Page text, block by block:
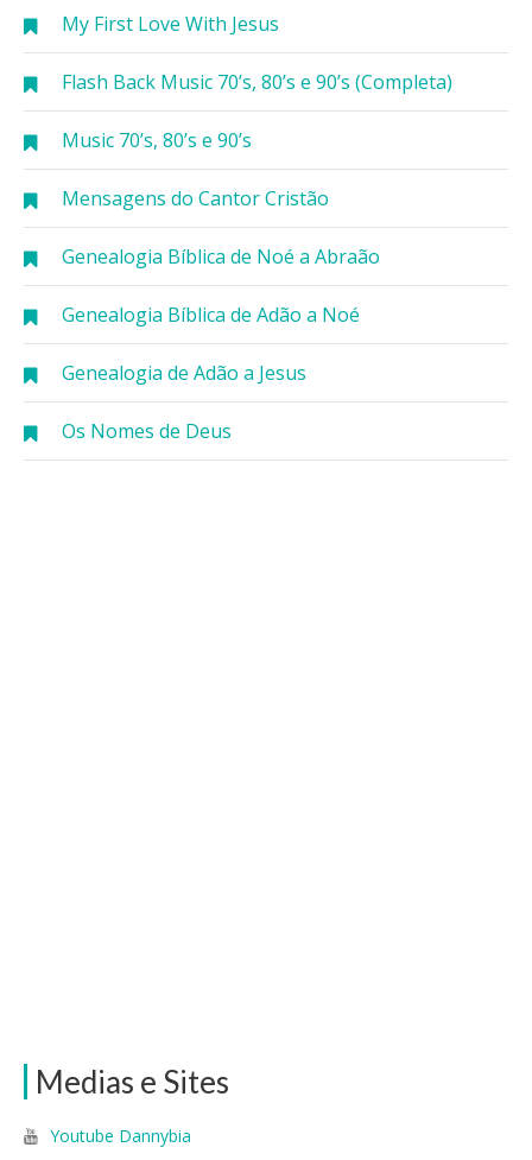
My First Love With Jesus
Flash Back Music 70’s, 80’s e 90’s (Completa)
Music 70’s, 80’s e 90’s
Mensagens do Cantor Cristão
Genealogia Bíblica de Noé a Abraão
Genealogia Bíblica de Adão a Noé
Genealogia de Adão a Jesus
Os Nomes de Deus
Medias e Sites
Youtube Dannybia